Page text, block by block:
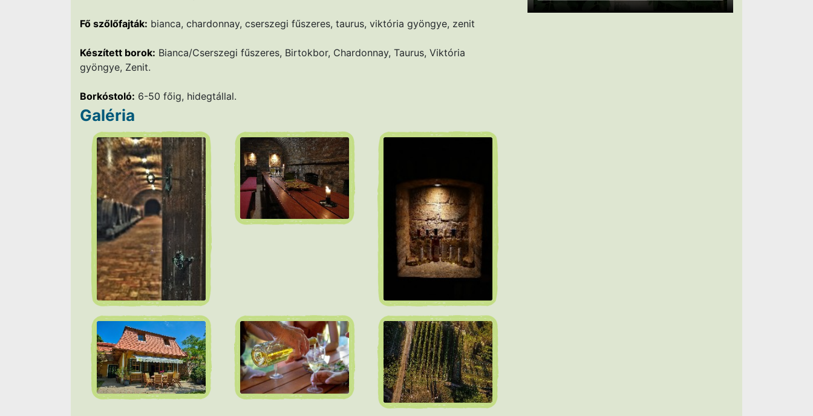
Fő szőlőfajták: bianca, chardonnay, cserszegi fűszeres, taurus, viktória gyöngye, zenit
Készített borok: Bianca/Cserszegi fűszeres, Birtokbor, Chardonnay, Taurus, Viktória
gyöngye, Zenit.
Borkóstoló: 6-50 főig, hidegtállal.
Galéria